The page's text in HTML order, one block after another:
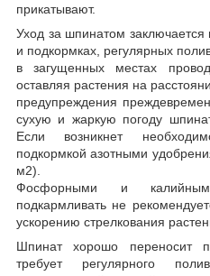
прикатывают.
Уход за шпинатом
и подкормках, регулярных
в загущенных местах
оставляя растения на
предупреждения
сухую и жаркую погоду
Если возникнет
подкормкой азотными
м2).
Фосфорными и
подкармливать не
ускорению стрелкования
Шпинат хорошо переносит
требует регулярного